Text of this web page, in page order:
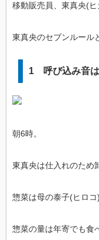
移動販売員、東真央(ヒ
東真央のセブンルール
1 呼び込み音は
朝6時。
東真央は仕入れのため
惣菜は母の泰子(ヒロコ
惣菜の量は年寄でも食